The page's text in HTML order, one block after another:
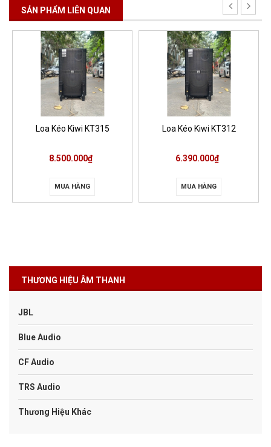
SẢN PHẨM LIÊN QUAN
Loa Kéo Kiwi KT315
8.500.000₫
MUA HÀNG
Loa Kéo Kiwi KT312
6.390.000₫
MUA HÀNG
THƯƠNG HIỆU ÂM THANH
JBL
Blue Audio
CF Audio
TRS Audio
Thương Hiệu Khác